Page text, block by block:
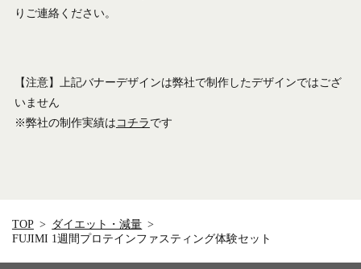
りご連絡ください。
【注意】上記バナーデザインは弊社で制作したデザインではござ
いません
※弊社の制作実績はコチラです
TOP
ダイエット・減量
FUJIMI 1週間プロテインファスティング体験セット